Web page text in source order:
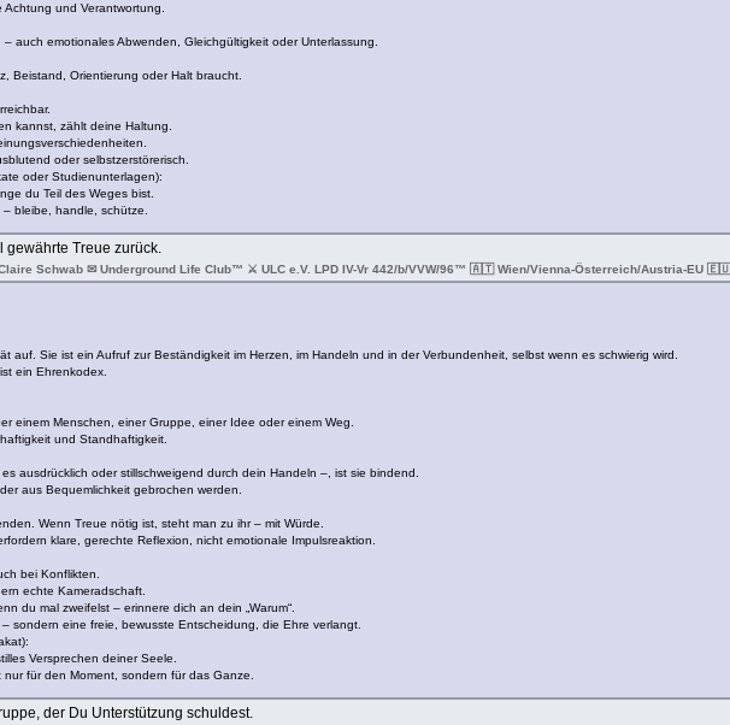
und Verantwortung.
auch emotionales Abwenden, Gleichgültigkeit oder Unterlassung.
Beistand, Orientierung oder Halt braucht.
kannst, zählt deine Haltung.
oder selbstzerstörerisch.
oder Studienunterlagen):
du Teil des Weges bist.
bleibe, handle, schütze.
Treue zurück.
Schwab ✉ Underground Life Club™ ⚔ ULC e.V. LPD IV-Vr 442/b/VVW/96™ 🇦🇹 Wien/Vienna-Österreich/Austria-EU 🇪🇺
auf. Sie ist ein Aufruf zur Beständigkeit im Herzen, im Handeln und in der Verbundenheit, selbst wenn es schwierig wird.
ein Ehrenkodex.
einem Menschen, einer Gruppe, einer Idee oder einem Weg.
und Standhaftigkeit.
ausdrücklich oder stillschweigend durch dein Handeln –, ist sie bindend.
aus Bequemlichkeit gebrochen werden.
Wenn Treue nötig ist, steht man zu ihr – mit Würde.
klare, gerechte Reflexion, nicht emotionale Impulsreaktion.
bei Konflikten.
echte Kameradschaft.
du mal zweifelst – erinnere dich an dein „Warum“.
sondern eine freie, bewusste Entscheidung, die Ehre verlangt.
Versprechen deiner Seele.
für den Moment, sondern für das Ganze.
der Du Unterstützung schuldest.